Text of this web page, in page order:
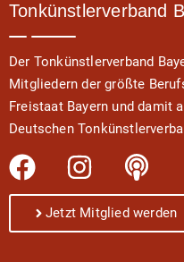
Tonkünstlerverband
Der Tonkünstlerverband
Mitgliedern der größte
Freistaat Bayern und damit
Deutschen
Jetzt Mitglied werden